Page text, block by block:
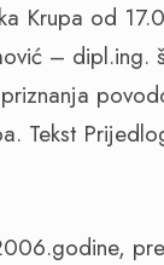
Krupa od
– dipl.ing.
Tekst